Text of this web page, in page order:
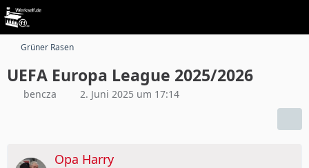
Grüner Rasen
UEFA Europa League 2025/2026
bencza 2. Juni 2025 um 17:14
Opa Harry